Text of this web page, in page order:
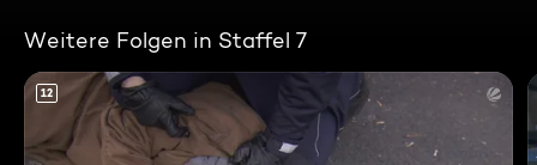
Weitere Folgen in Staffel 7
12